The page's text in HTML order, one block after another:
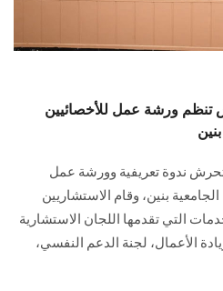
تنظم ورشة عمل للأخصائيين
ندوة تعريفية وورشة عمل
بنين، وقام الاستشاريين
التي تقدمها اللجان الاستشارية
الأعمال، لجنة الدعم النفسي،